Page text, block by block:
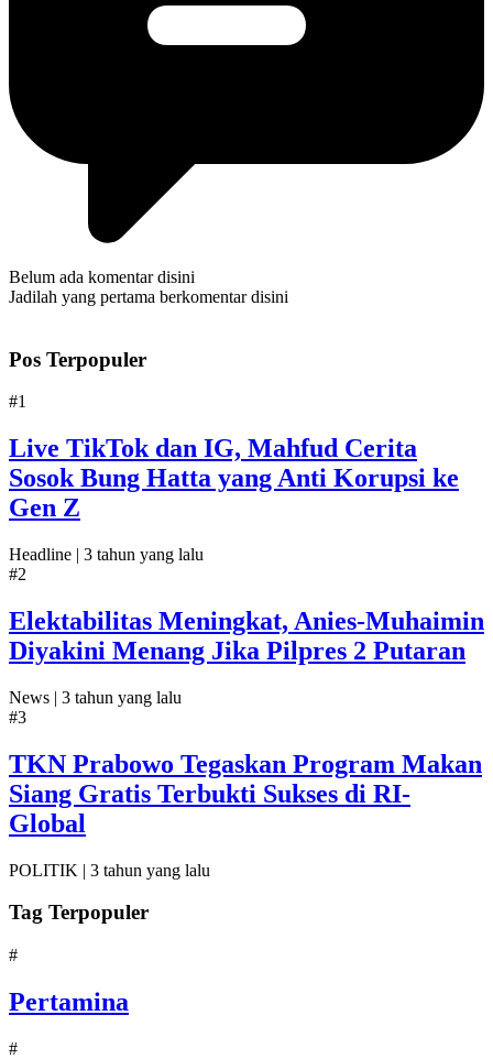
Belum ada komentar disini
Jadilah yang pertama berkomentar disini
Pos Terpopuler
#1
Live TikTok dan IG, Mahfud Cerita
Sosok Bung Hatta yang Anti Korupsi ke
Gen Z
Headline | 3 tahun yang lalu
#2
Elektabilitas Meningkat, Anies-Muhaimin
Diyakini Menang Jika Pilpres 2 Putaran
News | 3 tahun yang lalu
#3
TKN Prabowo Tegaskan Program Makan
Siang Gratis Terbukti Sukses di RI-
Global
POLITIK | 3 tahun yang lalu
Tag Terpopuler
#
Pertamina
#